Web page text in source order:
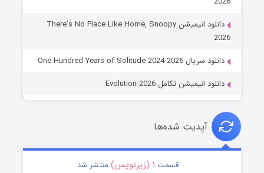
دانلود انیمیشن There’s No Place Like Home, Snoopy
2026
دانلود سریال One Hundred Years of Solitude 2024-2026
دانلود انیمیشن تکامل Evolution 2026
آپدیت شده‌ها
قسمت ۱ (زیرنویس) منتشر شد